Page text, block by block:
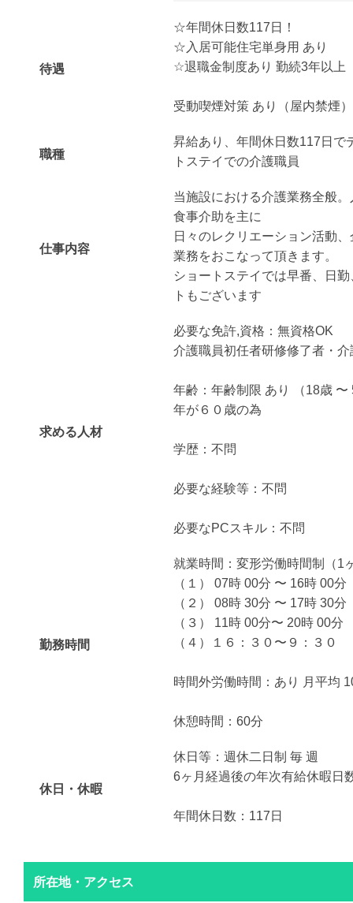
待遇
☆年間休日数117日！
☆入居可能住宅単身用 あり
☆退職金制度あり 勤続3年以上
受動喫煙対策 あり（屋内禁煙）
職種
昇給あり、年間休日数117日で
トステイでの介護職員
仕事内容
当施設における介護業務全般
食事介助を主に
日々のレクリエーション活動
業務をおこなって頂きます。
ショートステイでは早番、日
トもございます
求める人材
必要な免許,資格：無資格OK
介護職員初任者研修修了者・
年齢：年齢制限 あり （18歳
年が６０歳の為
学歴：不問
必要な経験等：不問
必要なPCスキル：不問
勤務時間
就業時間：変形労働時間制（1
（１） 07時 00分 〜 16時 00分
（２） 08時 30分 〜 17時 30分
（３） 11時 00分〜 20時 00分
（４）１６：３０〜９：３０
時間外労働時間：あり 月平均
休憩時間：60分
休日・休暇
休日等：週休二日制 毎 週
6ヶ月経過後の年次有給休暇日
年間休日数：117日
所在地・アクセス